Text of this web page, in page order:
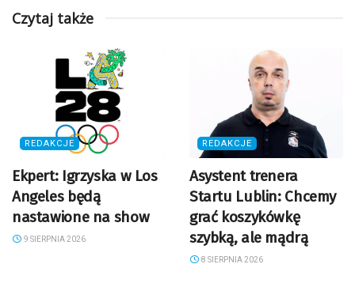
Czytaj także
REDAKCJE
Ekpert: Igrzyska w Los
Angeles będą
nastawione na show
9 SIERPNIA 2026
REDAKCJE
Asystent trenera
Startu Lublin: Chcemy
grać koszykówkę
szybką, ale mądrą
8 SIERPNIA 2026